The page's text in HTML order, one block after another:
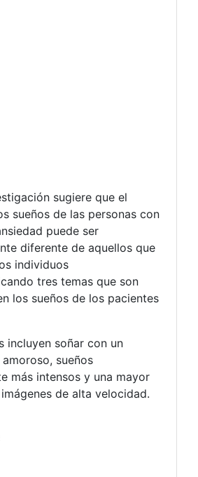
sugiere que el
sueños de las personas con
puede ser
diferente de aquellos que
individuos
tres temas que son
los sueños de los pacientes
incluyen soñar con un
sueños
más intensos y una mayor
de alta velocidad.